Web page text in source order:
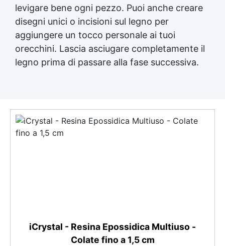
levigare bene ogni pezzo. Puoi anche creare
disegni unici o incisioni sul legno per
aggiungere un tocco personale ai tuoi
orecchini. Lascia asciugare completamente il
legno prima di passare alla fase successiva.
iCrystal - Resina Epossidica Multiuso -
Colate fino a 1,5 cm